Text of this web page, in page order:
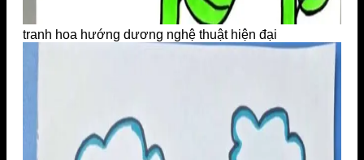
tranh hoa hướng dương nghệ thuật hiện đại